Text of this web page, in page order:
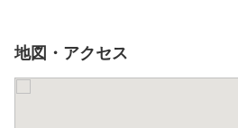
地図・アクセス